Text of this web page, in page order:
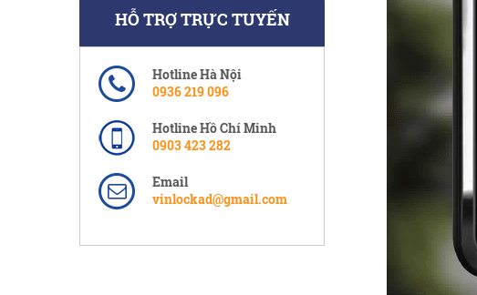
HỖ TRỢ TRỰC TUYẾN
Hotline Hà Nội
0936 219 096
Hotline Hồ Chí Minh
0903 423 282
Email
vinlockad@gmail.com